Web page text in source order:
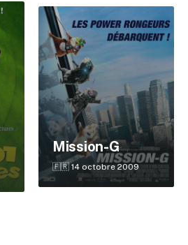
Mission-G
🇫🇷 14 octobre 2009